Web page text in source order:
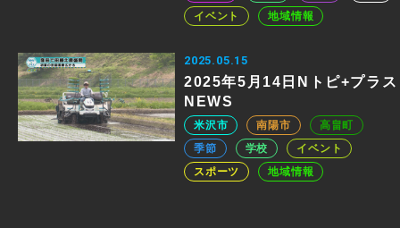
イベント
地域情報
2025.05.15
2025年5月14日Nトピ+プラス
NEWS
米沢市 南陽市
高畠町
季節
学校
イベント
スポーツ
地域情報